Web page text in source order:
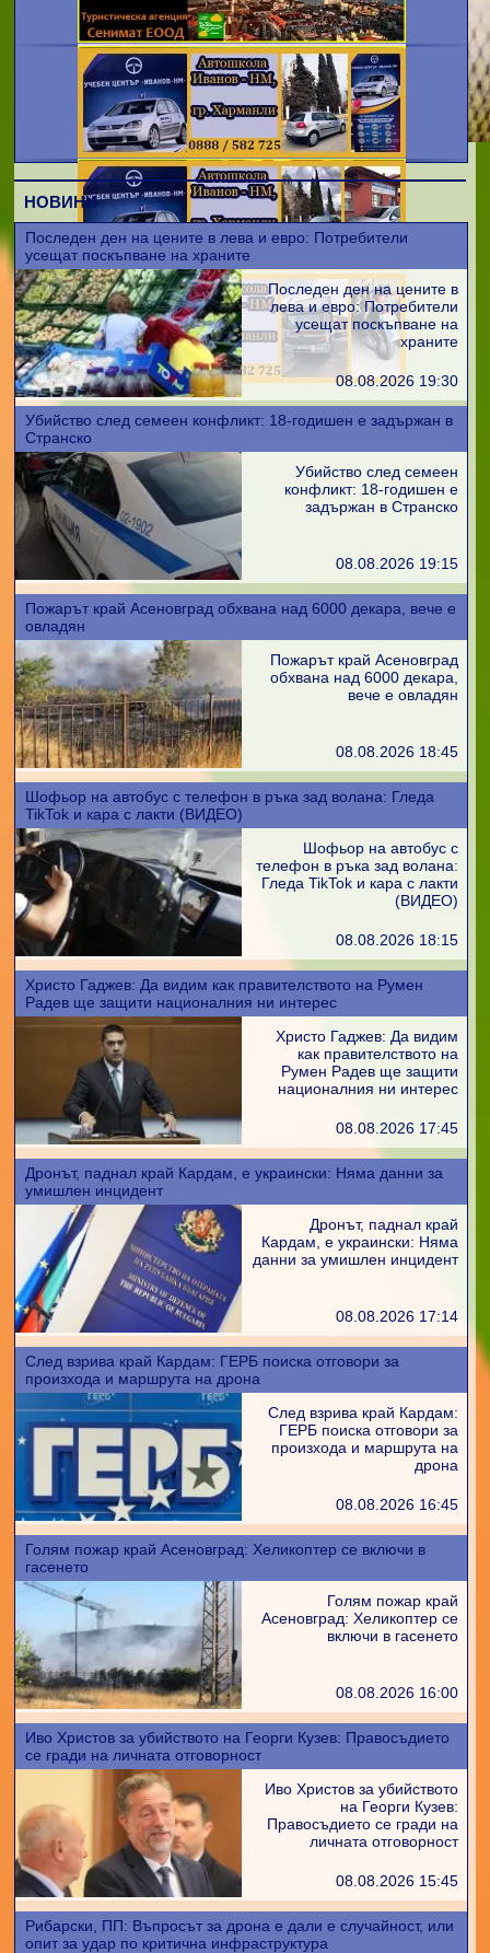
НОВИНИ
Последен ден на цените в лева и евро: Потребители
усещат поскъпване на храните
Последен ден на цените в
лева и евро: Потребители
усещат поскъпване на
храните
08.08.2026 19:30
Убийство след семеен конфликт: 18-годишен е задържан в
Странско
Убийство след семеен
конфликт: 18-годишен е
задържан в Странско
08.08.2026 19:15
Пожарът край Асеновград обхвана над 6000 декара, вече е
овладян
Пожарът край Асеновград
обхвана над 6000 декара,
вече е овладян
08.08.2026 18:45
Шофьор на автобус с телефон в ръка зад волана: Гледа
TikTok и кара с лакти (ВИДЕО)
Шофьор на автобус с
телефон в ръка зад волана:
Гледа TikTok и кара с лакти
(ВИДЕО)
08.08.2026 18:15
Христо Гаджев: Да видим как правителството на Румен
Радев ще защити националния ни интерес
Христо Гаджев: Да видим
как правителството на
Румен Радев ще защити
националния ни интерес
08.08.2026 17:45
Дронът, паднал край Кардам, е украински: Няма данни за
умишлен инцидент
Дронът, паднал край
Кардам, е украински: Няма
данни за умишлен инцидент
08.08.2026 17:14
След взрива край Кардам: ГЕРБ поиска отговори за
произхода и маршрута на дрона
След взрива край Кардам:
ГЕРБ поиска отговори за
произхода и маршрута на
дрона
08.08.2026 16:45
Голям пожар край Асеновград: Хеликоптер се включи в
гасенето
Голям пожар край
Асеновград: Хеликоптер се
включи в гасенето
08.08.2026 16:00
Иво Христов за убийството на Георги Кузев: Правосъдието
се гради на личната отговорност
Иво Христов за убийството
на Георги Кузев:
Правосъдието се гради на
личната отговорност
08.08.2026 15:45
Рибарски, ПП: Въпросът за дрона е дали е случайност, или
опит за удар по критична инфраструктура